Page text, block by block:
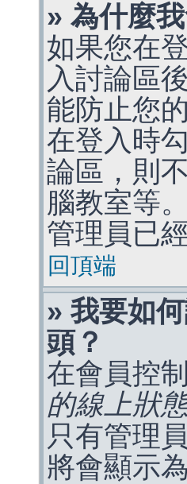
» 為什麼
如果您在
入討論區
能防止您
在登入時
論區，則
腦教室等
管理員已
回頂端
» 我要如
頭？
在會員控
的線上狀
只有管理
將會顯示